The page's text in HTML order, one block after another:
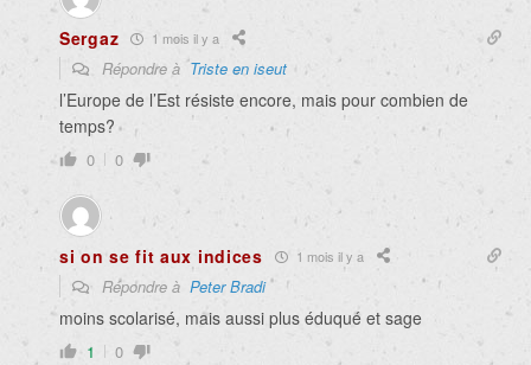
Sergaz 1 mois il y a
Répondre àTriste en iseut
l’Europe de l’Est résiste encore, mais pour combien de
temps?
0 0
si on se fit aux indices 1 mois il y a
Répondre à Peter Bradi
moins scolarisé, mais aussi plus éduqué et sage
1 0